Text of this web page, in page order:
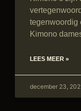
tegenwoordig
Kimono
LEES MEER »
december 23,